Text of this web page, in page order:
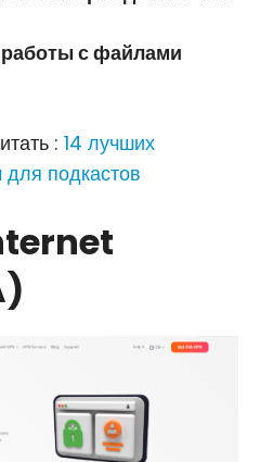
с файлами
: 14 лучших
для подкастов